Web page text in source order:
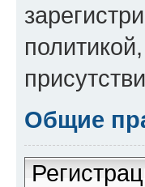
Общие